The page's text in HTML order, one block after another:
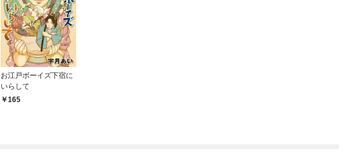
お江戸ボーイズ下宿に
いらして
165